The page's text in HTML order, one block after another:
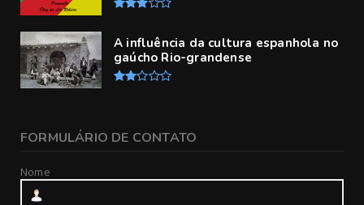
A influência da cultura espanhola no
gaúcho Rio-grandense
FORMULÁRIO DE CONTATO
Nome